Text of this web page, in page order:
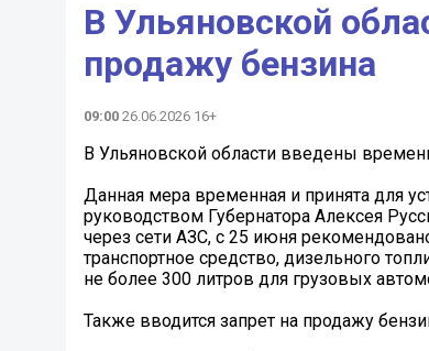
В Ульяновской
продажу бензина
09:00 26.06.2026 16+
В Ульяновской области введены
Данная мера временная и принята для
руководством Губернатора Алексея
через сети АЗС, с 25 июня
транспортное средство, дизельного
не более 300 литров для грузовых
Также вводится запрет на продажу